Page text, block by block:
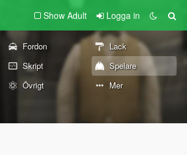
Show Adult Logga in
Fordon
Lack
Skript
Spelare
Övrigt Mer